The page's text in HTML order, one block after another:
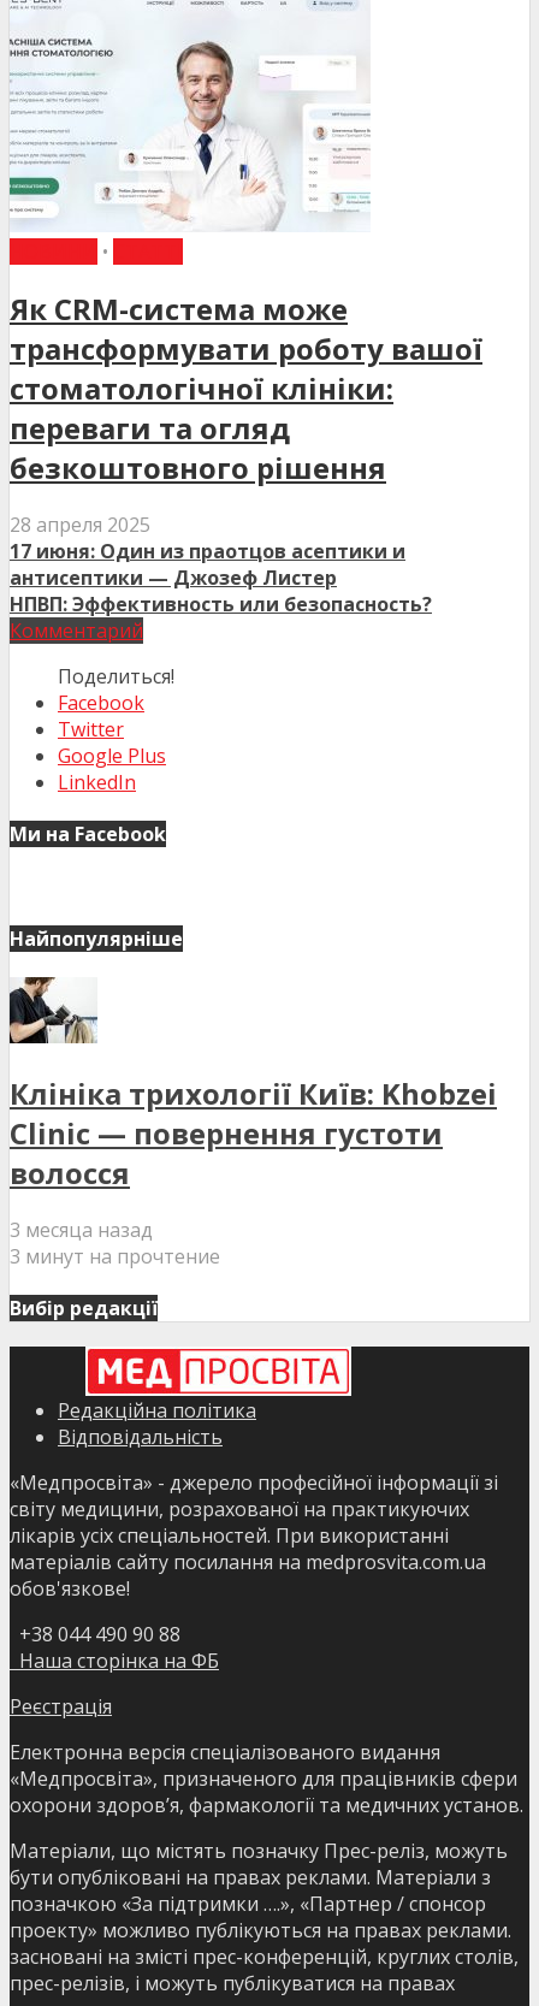
•
Як CRM-система може
трансформувати роботу вашої
стоматологічної клініки:
переваги та огляд
безкоштовного рішення
28 апреля 2025
17 июня: Один из праотцов асептики и
антисептики — Джозеф Листер
НПВП: Эффективность или безопасность?
Комментарий
Поделиться!
Facebook
Twitter
Google Plus
LinkedIn
Ми на Facebook
Найпопулярніше
Клініка трихології Київ: Khobzei
Clinic — повернення густоти
волосся
3 месяца назад
3 минут на прочтение
Вибір редакції
Редакційна політика
Відповідальність
«Медпросвіта» - джерело професійної інформації зі
світу медицини, розрахованої на практикуючих
лікарів усіх спеціальностей. При використанні
матеріалів сайту посилання на medprosvita.com.ua
обов'язкове!
+38 044 490 90 88
Наша сторінка на ФБ
Реєстрація
Електронна версія спеціалізованого видання
«Медпросвіта», призначеного для працівників сфери
охорони здоров’я, фармакології та медичних установ.
Матеріали, що містять позначку Прес-реліз, можуть
бути опубліковані на правах реклами. Матеріали з
позначкою «За підтримки ….», «Партнер / спонсор
проекту» можливо публікуються на правах реклами.
засновані на змісті прес-конференцій, круглих столів,
прес-релізів, і можуть публікуватися на правах